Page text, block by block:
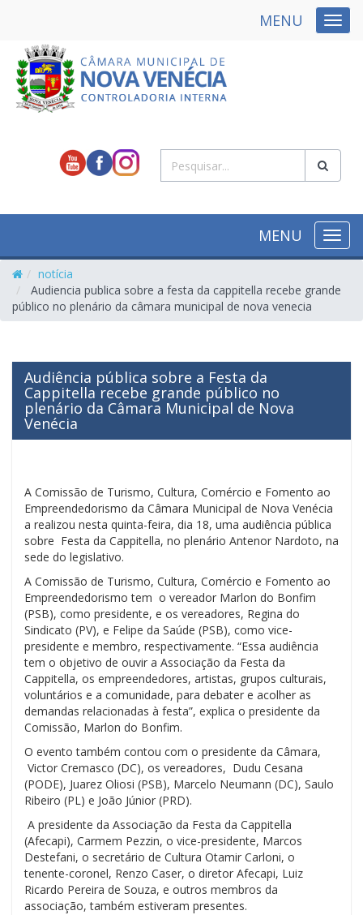
MENU
MENU
notícia
Audiencia publica sobre a festa da cappitella recebe grande
público no plenário da câmara municipal de nova venecia
Audiência pública sobre a Festa da
Cappitella recebe grande público no
plenário da Câmara Municipal de Nova
Venécia
A Comissão de Turismo, Cultura, Comércio e Fomento ao
Empreendedorismo da Câmara Municipal de Nova Venécia
a realizou nesta quinta-feira, dia 18, uma audiência pública
sobre Festa da Cappitella, no plenário Antenor Nardoto, na
sede do legislativo.
A Comissão de Turismo, Cultura, Comércio e Fomento ao
Empreendedorismo tem o vereador Marlon do Bonfim
(PSB), como presidente, e os vereadores, Regina do
Sindicato (PV), e Felipe da Saúde (PSB), como vice-
presidente e membro, respectivamente. “Essa audiência
tem o objetivo de ouvir a Associação da Festa da
Cappitella, os empreendedores, artistas, grupos culturais,
voluntários e a comunidade, para debater e acolher as
demandas relacionadas à festa”, explica o presidente da
Comissão, Marlon do Bonfim.
O evento também contou com o presidente da Câmara,
Victor Cremasco (DC), os vereadores, Dudu Cesana
(PODE), Juarez Oliosi (PSB), Marcelo Neumann (DC), Saulo
Ribeiro (PL) e João Júnior (PRD).
A presidente da Associação da Festa da Cappitella
(Afecapi), Carmem Pezzin, o vice-presidente, Marcos
Destefani, o secretário de Cultura Otamir Carloni, o
tenente-coronel, Renzo Caser, o diretor Afecapi, Luiz
Ricardo Pereira de Souza, e outros membros da
associação, também estiveram presentes.